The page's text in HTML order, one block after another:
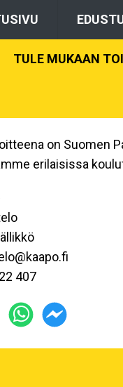
TULE MUKAAN
on Suomen
erilaisissa
407